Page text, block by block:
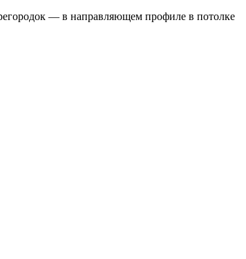
— в направляющем профиле в потолке